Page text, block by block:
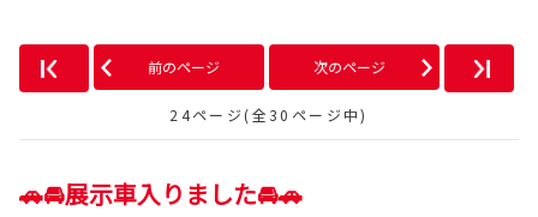
前のページ 次のページ
24ページ(全30ページ中)
🚗🚘展示車入りました🚘🚗